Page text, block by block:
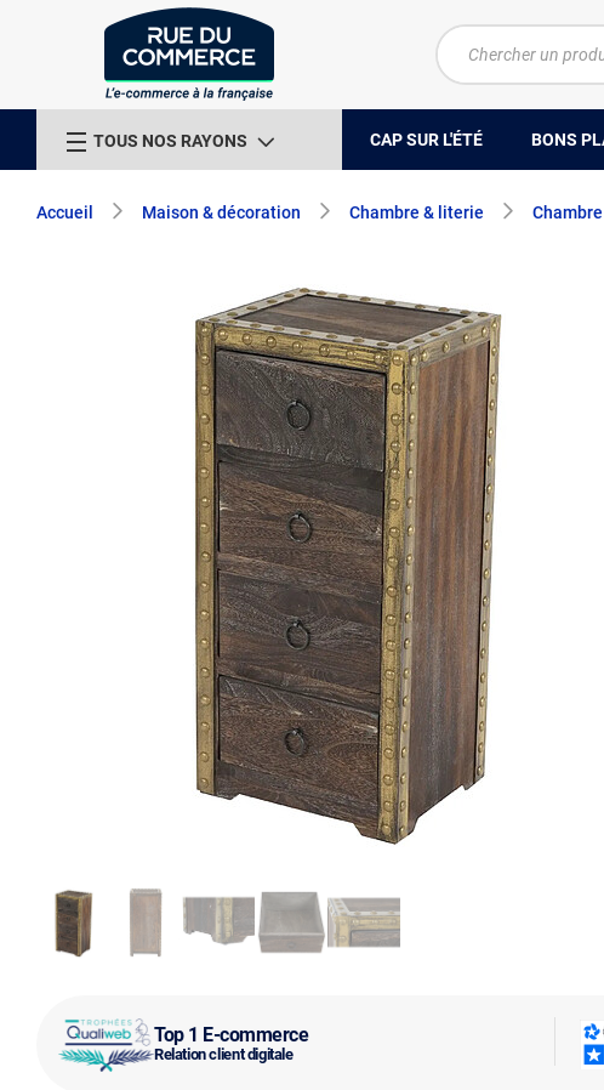
TOUS NOS RAYONS CAP SUR L'ÉTÉ BONS
Accueil Maison & décoration Chambre & literie
Top 1 E-commerce
Relation client digitale